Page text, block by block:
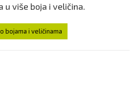
u više boja i veličina.
bojama i veličinama